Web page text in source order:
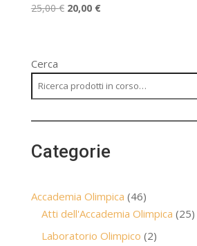
25,00€ Il
25,00 €.
20,00 €Il
20,00 €.
Cerca
Categorie
Accademia Olimpica 4646
prodotti
Atti dell'Accademia Olimpica 2525
Laboratorio Olimpico 22